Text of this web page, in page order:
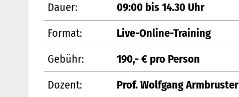
Dauer:
09:00 bis 14.30 Uhr
Format:
Live-Online-Training
Gebühr:
190,- € pro Person
Dozent:
Prof. Wolfgang Armbruster